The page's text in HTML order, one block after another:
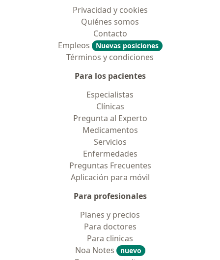
Privacidad y cookies
Quiénes somos
Contacto
Empleos
Nuevas posiciones
Términos y condiciones
Para los pacientes
Especialistas
Clínicas
Pregunta al Experto
Medicamentos
Servicios
Enfermedades
Preguntas Frecuentes
Aplicación para móvil
Para profesionales
Planes y precios
Para doctores
Para clinicas
Noa Notes
nuevo